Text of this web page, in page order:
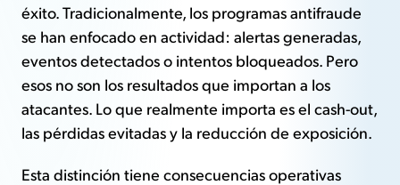
éxito. Tradicionalmente, los programas antifraude
se han enfocado en actividad: alertas generadas,
eventos detectados o intentos bloqueados. Pero
esos no son los resultados que importan a los
atacantes. Lo que realmente importa es el cash-out,
las pérdidas evitadas y la reducción de exposición.
Esta distinción tiene consecuencias operativas